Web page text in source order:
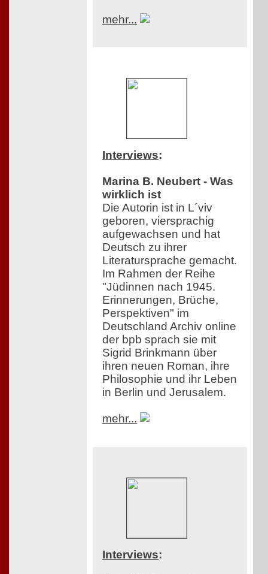
mehr...
Interviews:
Marina B. Neubert - Was
wirklich ist
Die Autorin ist in L´viv
geboren, viersprachig
aufgewachsen und hat
Deutsch zu ihrer
Literatursprache gemacht.
Im Rahmen der Reihe
"Jüdinnen nach 1945.
Erinnerungen, Brüche,
Perspektiven" im
Deutschland Archiv online
der bpb sprach sie mit
Sigrid Brinkmann über
ihren neuen Roman, ihre
Philosophie und ihr Leben
in Berlin und Jerusalem.
mehr...
Interviews: